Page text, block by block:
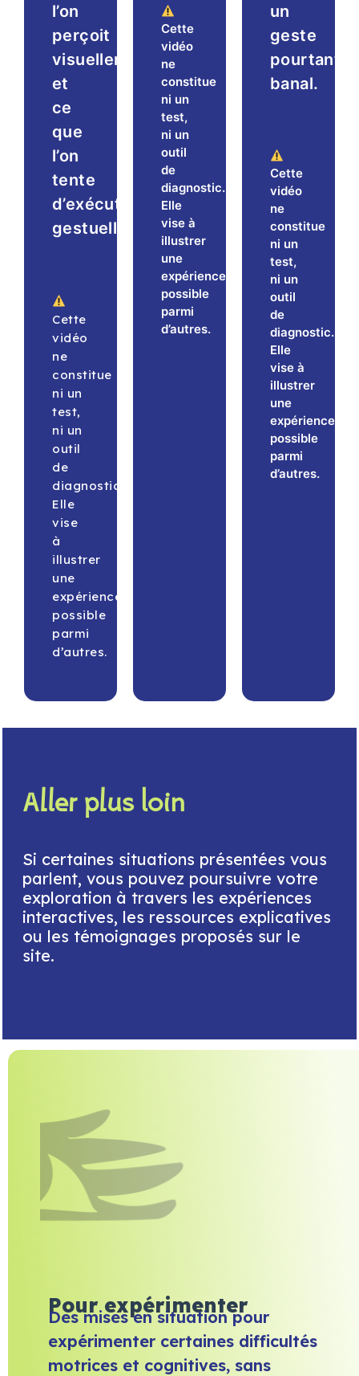
l’on
perçoit
visuellement
et
ce
que
l’on
tente
d’exécuter
gestuellement.
Cette
vidéo
ne
constitue
ni un
test,
ni un
outil
de
diagnostic.
Elle
vise
à
illustrer
une
expérience
possible
parmi
d’autres.
Cette
vidéo
ne
constitue
ni un
test,
ni un
outil
de
diagnostic.
Elle
vise à
illustrer
une
expérience
possible
parmi
d’autres.
un
geste
pourtant
banal.
Cette
vidéo
ne
constitue
ni un
test,
ni un
outil
de
diagnostic.
Elle
vise à
illustrer
une
expérience
possible
parmi
d’autres.
Aller plus loin
Si certaines situations présentées vous
parlent, vous pouvez poursuivre votre
exploration à travers les expériences
interactives, les ressources explicatives
ou les témoignages proposés sur le
site.
Pour expérimenter
Des mises en situation pour
expérimenter certaines difficultés
motrices et cognitives, sans